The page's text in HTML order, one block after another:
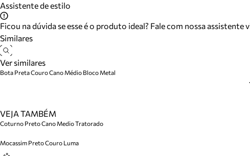
Assistente de estilo
Ficou na dúvida se esse é o produto ideal? Fale com nossa
Similares
Ver similares
Bota Preta Couro Cano Médio Bloco Metal
VEJA TAMBÉM
Coturno Preto Cano Medio Tratorado
Mocassim Preto Couro Luma